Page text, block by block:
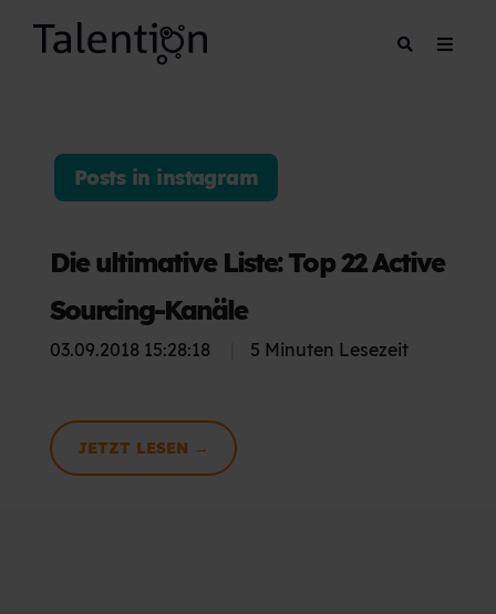
Posts in instagram
Die ultimative Liste: Top 22 Active
Sourcing-Kanäle
03.09.2018 15:28:18 5 Minuten Lesezeit
JETZT LESEN →